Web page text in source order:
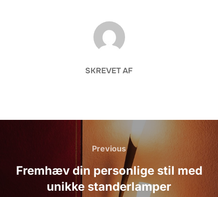
FORFATTER
SKREVET AF
Indlægsnavigation
Previous
Previous
Fremhæv din personlige stil med
unikke standerlamper